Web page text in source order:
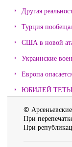
Другая
Турция
США в новой
Украинские
Европа
ЮБИЛЕЙ
©
При
При